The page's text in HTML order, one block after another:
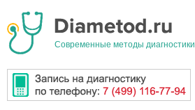
Cовременные методы диагностики